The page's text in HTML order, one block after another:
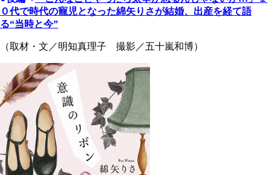
０代で時代の寵児となった綿矢りさが結婚、出産を経て語
る“当時と今”
（取材・文／明知真理子 撮影／五十嵐和博）